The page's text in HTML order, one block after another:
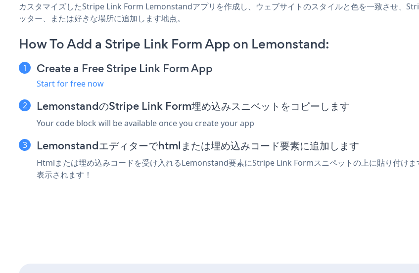
カスタマイズしたStripe Link Form Lemonstandアプリを作成し、ウェブサイトのスタイルと色を一致させ、
ッター、または好きな場所に追加します地点。
How To Add a Stripe Link Form App on Lemonstand:
Create a Free Stripe Link Form App
Start for free now
LemonstandのStripe Link Form埋め込みスニペットをコピーします
Your code block will be available once you create your app
Lemonstandエディターでhtmlまたは埋め込みコード要素に追加します
Htmlまたは埋め込みコードを受け入れるLemonstand要素にStripe Link Formスニペットの上に貼り付け
表示されます！